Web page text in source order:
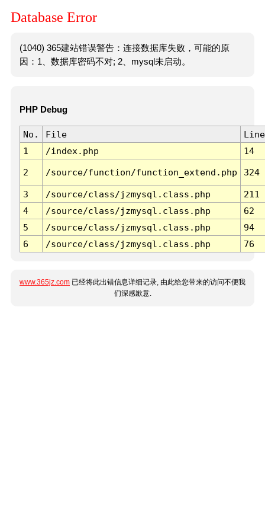
Database Error
(1040) 365建站错误警告：连接数据库失败，可能的原
因：1、数据库密码不对; 2、mysql未启动。
PHP Debug
No. File
Line
1
/index.php 14
2 /source/function/function_extend.php 324
3 /source/class/jzmysql.class.php
211
4
/source/class/jzmysql.class.php
62
5
/source/class/jzmysql.class.php
94
6
/source/class/jzmysql.class.php 76
www.365jz.com 已经将此出错信息详细记录, 由此给您带来的访问不便我
们深感歉意.